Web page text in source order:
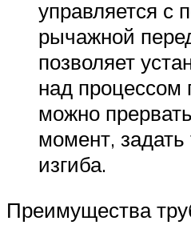
управляется с
рычажной
позволяет
над процессом
можно
момент,
изгиба.
Преимущества